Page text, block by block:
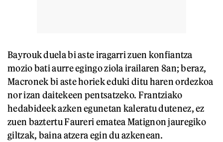
Bayrouk duela bi aste iragarri zuen konfiantza
mozio bati aurre egingo ziola irailaren 8an; beraz,
Macronek bi aste horiek eduki ditu haren ordezkoa
nor izan daitekeen pentsatzeko. Frantziako
hedabideek azken egunetan kaleratu dutenez, ez
zuen baztertu Faureri ematea Matignon jauregiko
giltzak, baina atzera egin du azkenean.